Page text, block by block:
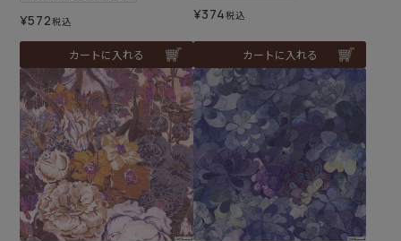
¥572税込
カートに入れる
¥374税込
カートに入れる